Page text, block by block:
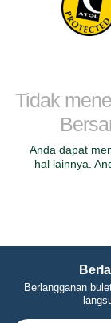
Tidak
Anda dapat
hal lainnya.
Berlangganan